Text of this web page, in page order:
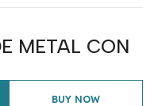
METAL CON
BUY NOW